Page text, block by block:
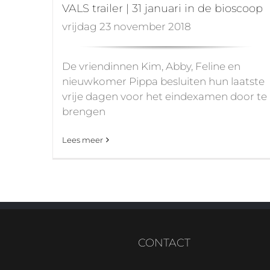
VALS trailer | 31 januari in de bioscoop
vrijdag 23 november 2018
De vriendinnen Kim, Abby, Feline en
nieuwkomer Pippa besluiten hun laatste
vrije dagen voor het eindexamen door te
brengen
Lees meer
CONTACT